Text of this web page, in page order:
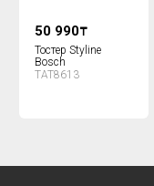
50 990₸
Тостер Styline
Bosch
TAT8613